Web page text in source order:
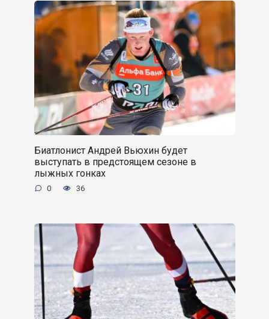
Биатлонист Андрей Вьюхин будет
выступать в предстоящем сезоне в
лыжных гонках
0 36